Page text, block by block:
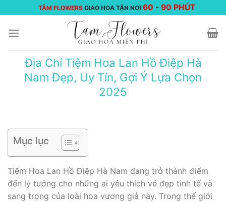
đến
nội
TÂM FLOWERS GIAO HOA TẬN NƠI 60 -90 PHÚT
Địa Chỉ Tiệm Hoa Lan Hồ Điệp Hà
Nam Đẹp, Uy Tín, Gợi Ý Lựa Chọn
2025
Mục lục
Tiệm Hoa Lan Hồ Điệp Hà Nam đang trở thành điểm
đến lý tưởng cho những ai yêu thích vẻ đẹp tinh tế và
sang trọng của loài hoa vương giả này. Trong thế giới